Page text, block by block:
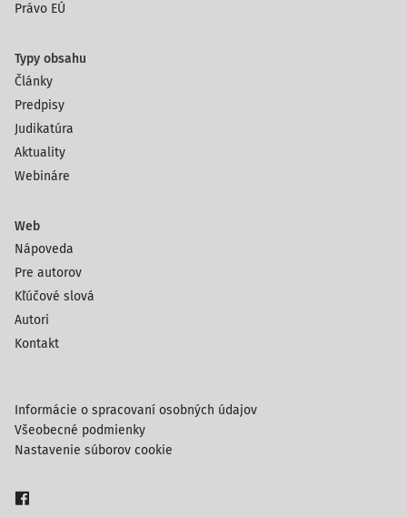
Právo EÚ
Typy obsahu
Články
Predpisy
Judikatúra
Aktuality
Webináre
Web
Nápoveda
Pre autorov
Kľúčové slová
Autori
Kontakt
Informácie o spracovaní osobných údajov
Všeobecné podmienky
Nastavenie súborov cookie